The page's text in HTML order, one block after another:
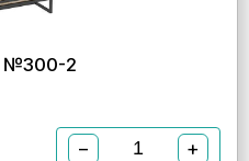
№300-2
− +